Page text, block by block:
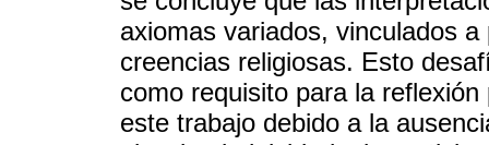
axiomas variados, vinculados
creencias religiosas. Esto
como requisito para la
este trabajo debido a la